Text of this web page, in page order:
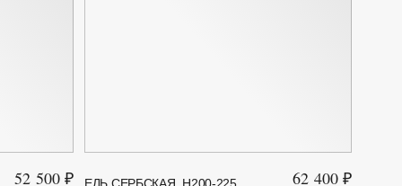
52 500 ₽ 62 400 ₽